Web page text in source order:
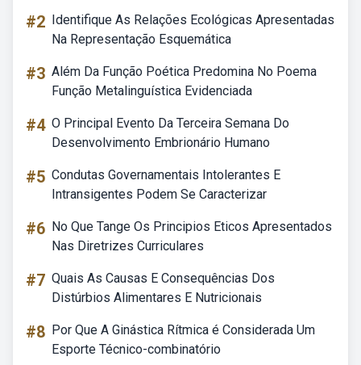
#2 Identifique As Relações Ecológicas Apresentadas
Na Representação Esquemática
#3 Além Da Função Poética Predomina No Poema
Função Metalinguística Evidenciada
#4 O Principal Evento Da Terceira Semana Do
Desenvolvimento Embrionário Humano
#5 Condutas Governamentais Intolerantes E
Intransigentes Podem Se Caracterizar
#6 No Que Tange Os Principios Eticos Apresentados
Nas Diretrizes Curriculares
#7 Quais As Causas E Consequências Dos
Distúrbios Alimentares E Nutricionais
#8 Por Que A Ginástica Rítmica é Considerada Um
Esporte Técnico-combinatório